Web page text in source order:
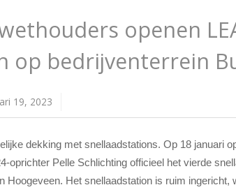
openen
op bedrijventerrein
19, 2023
dekking met snellaadstations. Op 18 januari
oprichter Pelle Schlichting officieel het vierde
Hoogeveen. Het snellaadstation is ruim ingericht,